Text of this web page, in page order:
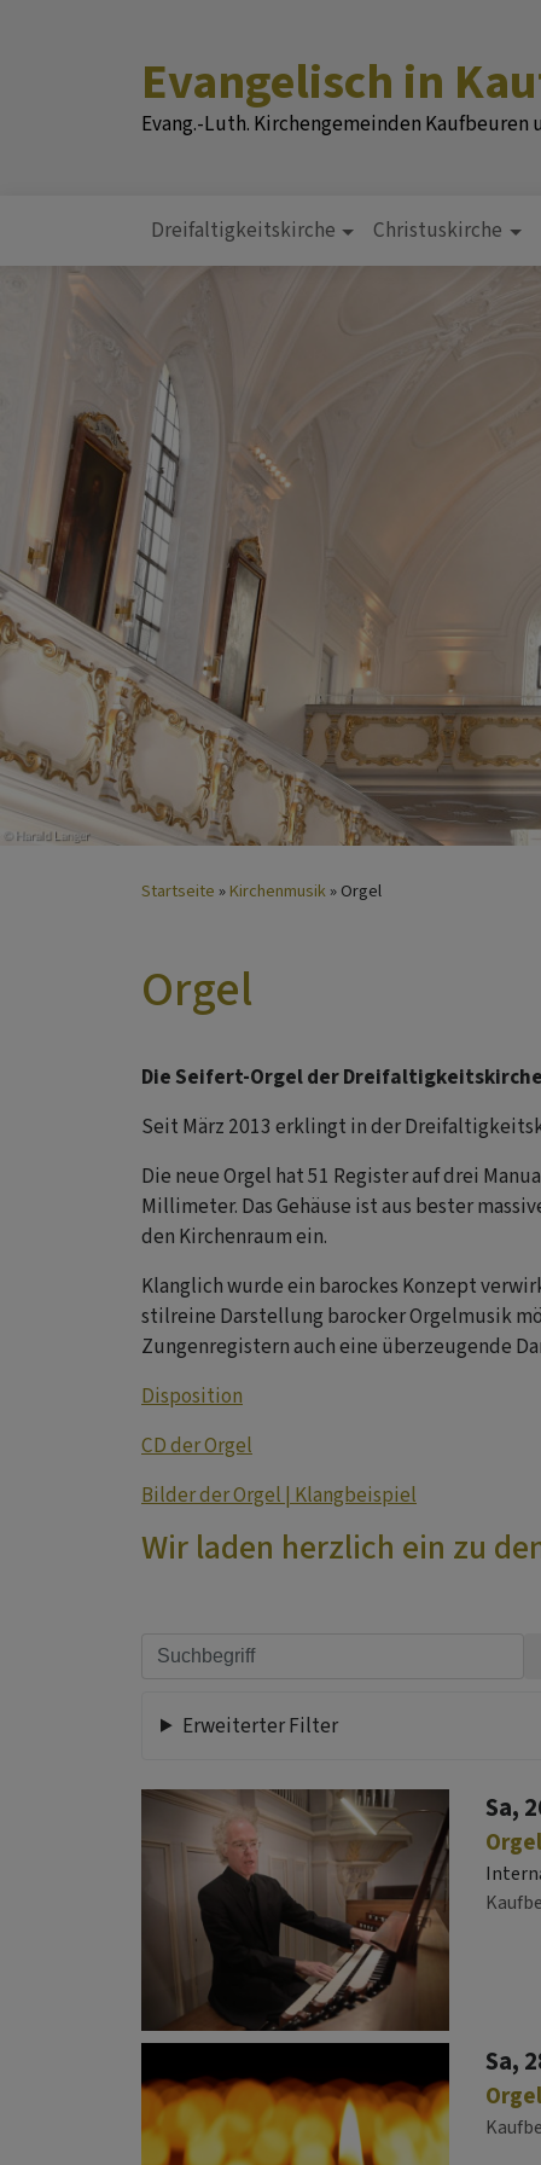
Evangelisch in
Evang.-Luth. Kirchengemeinden
Hauptnavigation
Dreifaltigkeitskirche Christuskirche
Startseite Kirchenmusik Orgel
Orgel
Die Seifert-Orgel der
Seit März 2013 erklingt in der
Die neue Orgel hat 51 Register auf drei
Millimeter. Das Gehäuse ist aus bester
den Kirchenraum ein.
Klanglich wurde ein barockes Konzept
stilreine Darstellung barocker Orgelmusik
Zungenregistern auch eine überzeugende
Disposition
CD der Orgel
Bilder der Orgel | Klangbeispiel
Wir laden herzlich ein zu
Erweiterter Filter
Sa,
Sa,